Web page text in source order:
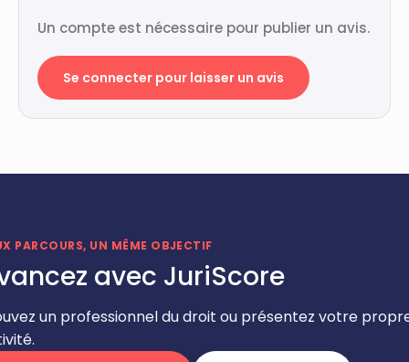
Un compte est nécessaire pour publier un avis.
Se connecter pour laisser un avis
PARCOURS, UN MÊME OBJECTIF
avec JuriScore
un professionnel du droit ou présentez votre